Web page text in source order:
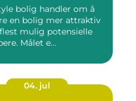
bolig handler om å
en bolig mer attraktiv
mulig potensielle
Målet e...
04. jul